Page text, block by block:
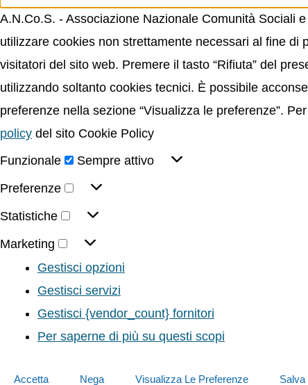
A.N.Co.S. - Associazione Nazionale Comunità Sociali
utilizzare cookies non strettamente necessari al fine di
visitatori del sito web. Premere il tasto “Rifiuta” del
utilizzando soltanto cookies tecnici. È possibile
preferenze nella sezione “Visualizza le preferenze”.
policy del sito Cookie Policy
Funzionale
Sempre attivo
Preferenze
Statistiche
Marketing
Gestisci opzioni
Gestisci servizi
Gestisci {vendor_count} fornitori
Per saperne di più su questi scopi
Accetta Nega Visualizza Le Preferenze Salva